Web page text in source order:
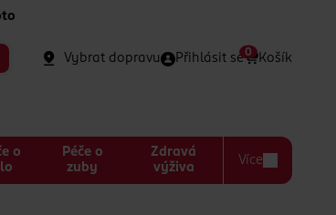
Vybrat dopravu Přihlásit se Košík
0
o
Péče o
zuby
Zdravá
výživa
Více